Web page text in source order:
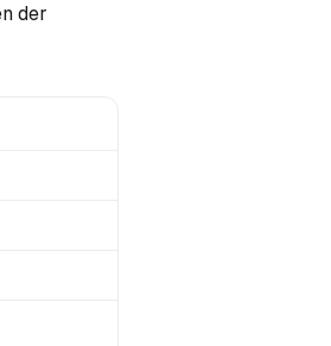
der